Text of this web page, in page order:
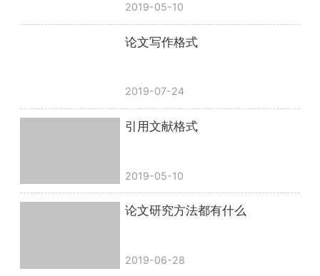
2019-05-10
论文写作格式
2019-07-24
引用文献格式
2019-05-10
论文研究方法都有什么
2019-06-28